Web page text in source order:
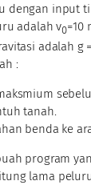
dengan input
adalah v0=10
adalah g
:
tanah.
benda ke
program
lama